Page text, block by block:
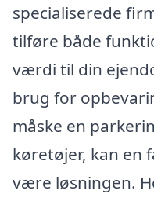
specialiserede
tilføre både
værdi til din
brug for
måske en
køretøjer, kan en
være løsningen.